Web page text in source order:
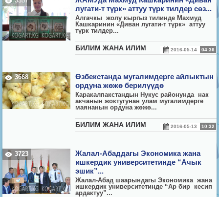
лугати-т түрк» аттуу түрк тилдер сөз...
Алгачкы жолу кыргыз тилинде Махмуд
Кашкаринин «Диван лугати-т түрк» аттуу
түрк тилдер...
БИЛИМ ЖАНА ИЛИМ 2016-05-14 04:36
3668
Өзбекстанда мугалимдерге айлыктын
ордуна жөжө берилүүдө
Каракалпакстандын Нукус районунда нак
акчанын жоктугунан улам мугалимдерге
маянанын ордуна жөжө...
БИЛИМ ЖАНА ИЛИМ 2016-05-13 10:32
3723
Жалал-Абаддагы Экономика жана
ишкердик университетинде “Ачык
эшик”...
Жалал-Абад шаарындагы Экономика жана
ишкердик университетинде “Ар бир кесип
ардактуу”...